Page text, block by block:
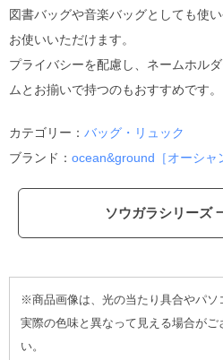
図書バッグや音楽バッグとしても使
お使いいただけます。
プライバシーを配慮し、ネームホル
ムとお揃いで持つのもおすすめです。
カテゴリー： バッグ・リュック
ブランド： ocean&ground［オーシャ
ソウガラシリーズ
※商品画像は、光の当たり具合やパソ
実際の色味と異なって見える場合がご
い。